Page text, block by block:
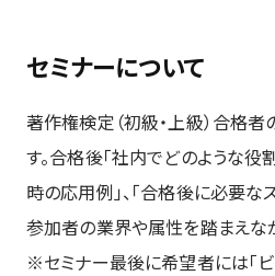
セミナーについて
著作権検定（初級・上級）合格
す。合格後「社内でどのような役
時の応用例」、「合格後に必要な
参加者の業界や属性を踏まえな
※セミナー最後に希望者には「